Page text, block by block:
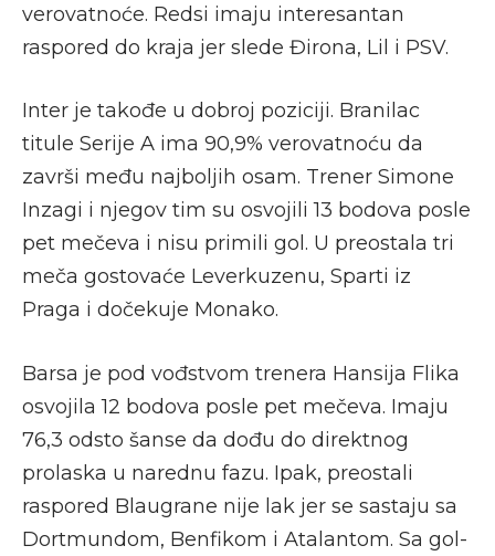
verovatnoće. Redsi imaju interesantan
raspored do kraja jer slede Đirona, Lil i PSV.
Inter je takođe u dobroj poziciji. Branilac
titule Serije A ima 90,9% verovatnoću da
završi među najboljih osam. Trener Simone
Inzagi i njegov tim su osvojili 13 bodova posle
pet mečeva i nisu primili gol. U preostala tri
meča gostovaće Leverkuzenu, Sparti iz
Praga i dočekuje Monako.
Barsa je pod vođstvom trenera Hansija Flika
osvojila 12 bodova posle pet mečeva. Imaju
76,3 odsto šanse da dođu do direktnog
prolaska u narednu fazu. Ipak, preostali
raspored Blaugrane nije lak jer se sastaju sa
Dortmundom, Benfikom i Atalantom. Sa gol-